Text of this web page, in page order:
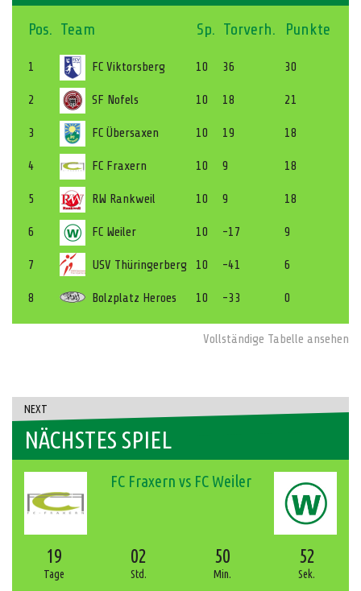
Pos. Team Sp. Torverh. Punkte
1 FC Viktorsberg 10 36 30
2 SF Nofels 10 18 21
3 FC Übersaxen 10 19 18
4 FC Fraxern 10 9 18
5 RW Rankweil 10 9 18
6 FC Weiler 10 -17 9
7 USV Thüringerberg 10 -41 6
8 Bolzplatz Heroes 10 -33 0
Vollständige Tabelle ansehen
NEXT
NÄCHSTES SPIEL
FC Fraxern vs FC Weiler
19
Tage
02
Std.
50
Min.
52
Sek.